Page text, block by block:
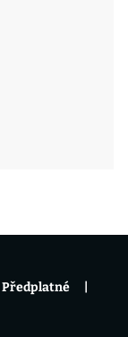
Předplatné